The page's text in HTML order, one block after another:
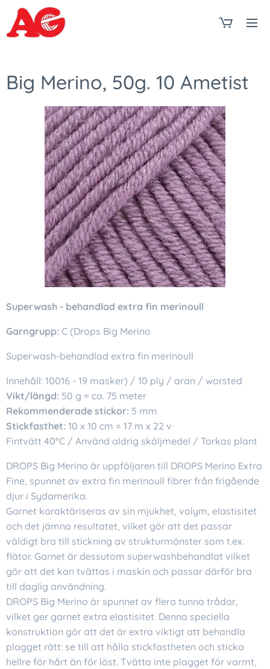
Big Merino, 50g. 10 Ametist
Superwash - behandlad extra fin merinoull
Garngrupp: C (Drops Big Merino
Superwash-behandlad extra fin merinoull
Innehåll: 10016 - 19 masker) / 10 ply / aran / worsted
Vikt/längd: 50 g = ca. 75 meter
Rekommenderade stickor: 5 mm
Stickfasthet: 10 x 10 cm = 17 m x 22 v
Fintvätt 40°C / Använd aldrig sköljmedel / Torkas plant
DROPS Big Merino är uppföljaren till DROPS Merino Extra
Fine, spunnet av extra fin merinoull fibrer från frigående
djur i Sydamerika.
Garnet karaktäriseras av sin mjukhet, volym, elastisitet
och det jämna resultatet, vilket gör att det passar
väldigt bra till stickning av strukturmönster som t.ex.
flätor. Garnet är dessutom superwashbehandlat vilket
gör att det kan tvättas i maskin och passar därför bra
till daglig användning.
DROPS Big Merino är spunnet av flera tunna trådar,
vilket ger garnet extra elastisitet. Denna speciella
konstruktion gör att det är extra viktigt att behandla
plagget rätt: se till att hålla stickfastheten och sticka
hellre för hårt än för löst. Tvätta inte plagget för varmt,